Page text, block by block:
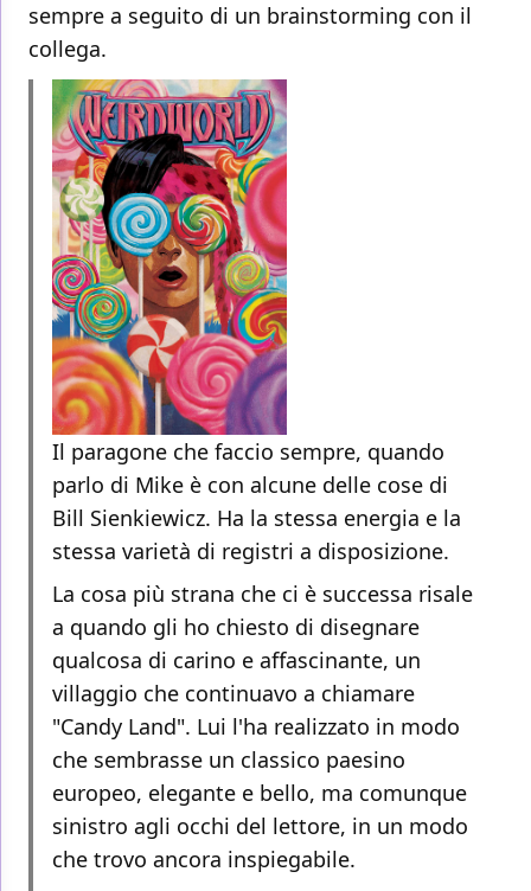
sempre a seguito di un brainstorming con il
collega.
Il paragone che faccio sempre, quando
parlo di Mike è con alcune delle cose di
Bill Sienkiewicz. Ha la stessa energia e la
stessa varietà di registri a disposizione.
La cosa più strana che ci è successa risale
a quando gli ho chiesto di disegnare
qualcosa di carino e affascinante, un
villaggio che continuavo a chiamare
"Candy Land". Lui l'ha realizzato in modo
che sembrasse un classico paesino
europeo, elegante e bello, ma comunque
sinistro agli occhi del lettore, in un modo
che trovo ancora inspiegabile.